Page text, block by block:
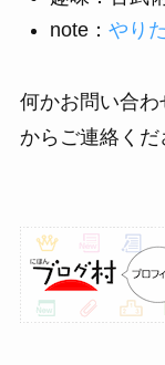
note： やり
何かお問い合わ
からご連絡くだ